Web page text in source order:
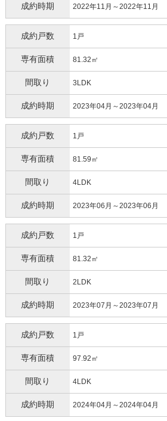
成約時期 2022年11月～2022年11月
成約戸数 1戸
専有面積 81.32㎡
間取り 3LDK
成約時期 2023年04月～2023年04月
成約戸数 1戸
専有面積 81.59㎡
間取り 4LDK
成約時期 2023年06月～2023年06月
成約戸数 1戸
専有面積 81.32㎡
間取り 2LDK
成約時期 2023年07月～2023年07月
成約戸数 1戸
専有面積 97.92㎡
間取り 4LDK
成約時期 2024年04月～2024年04月